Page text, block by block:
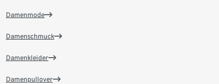
Damenmode
Damenschmuck
Damenkleider
Damenpullover